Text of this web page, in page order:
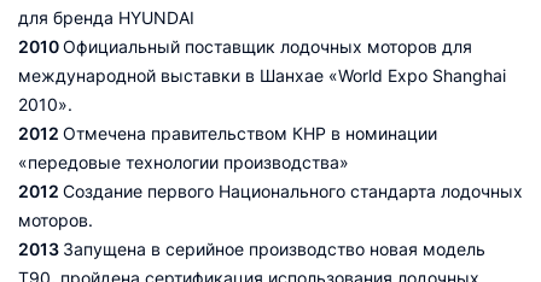
для бренда HYUNDAI
2010Официальный поставщик лодочных моторов для
международной выставки в Шанхае «World Expo Shanghai
2010».
2012 Отмечена правительством КНР в номинации
«передовые технологии производства»
2012 Создание первого Национального стандарта лодочных
моторов.
2013 Запущена в серийное производство новая модель
T90, пройдена сертификация использования лодочных